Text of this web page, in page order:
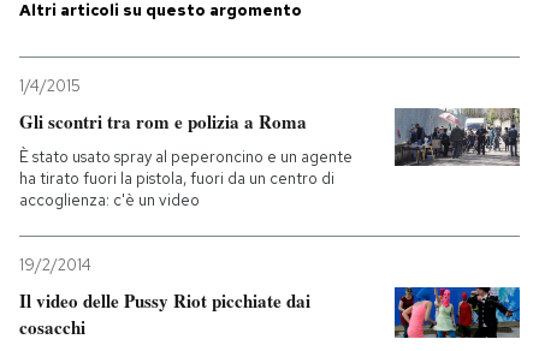
AREA PERSONALE
Entra
Altri articoli su questo argomento
1/4/2015
Gli scontri tra rom e polizia a Roma
È stato usato spray al peperoncino e un agente
ha tirato fuori la pistola, fuori da un centro di
accoglienza: c'è un video
19/2/2014
Il video delle Pussy Riot picchiate dai
cosacchi